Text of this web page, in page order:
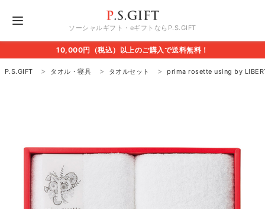
ソーシャルギフト・eギフトならP.S.GIFT
10,000円（税込）以上のご購入で送料無料！
P.S.GIFT タオル・寝具 タオルセット prima rosette using by